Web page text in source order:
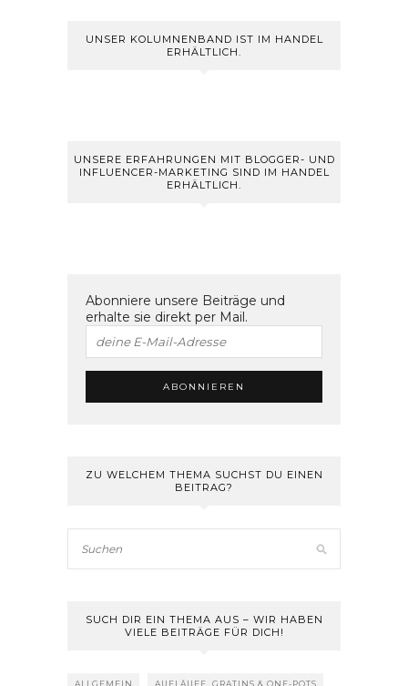
UNSER KOLUMNENBAND IST IM HANDEL
ERHÄLTLICH.
UNSERE ERFAHRUNGEN MIT BLOGGER- UND
INFLUENCER-MARKETING SIND IM HANDEL
ERHÄLTLICH.
Abonniere unsere Beiträge und
erhalte sie direkt per Mail.
ZU WELCHEM THEMA SUCHST DU EINEN
BEITRAG?
SUCH DIR EIN THEMA AUS – WIR HABEN
VIELE BEITRÄGE FÜR DICH!
ALLGEMEIN AUFLÄUFE, GRATINS & ONE-POTS